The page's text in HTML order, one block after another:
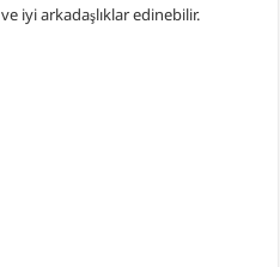
iyi arkadaşlıklar edinebilir.